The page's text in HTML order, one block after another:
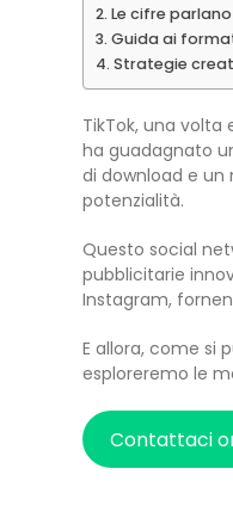
Le cifre
Guida ai
Strategie
TikTok, una
ha guadagnato
di download e
potenzialità.
Questo social
pubblicitarie
Instagram,
E allora, come si
esploreremo le
Contattaci